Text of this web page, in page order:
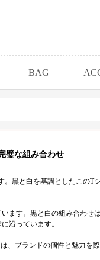
BAG
璧な組み合わせ
黒と白を基調としたこのT
ます。黒と白の組み合わせ
沿っています。
、ブランドの個性と魅力を